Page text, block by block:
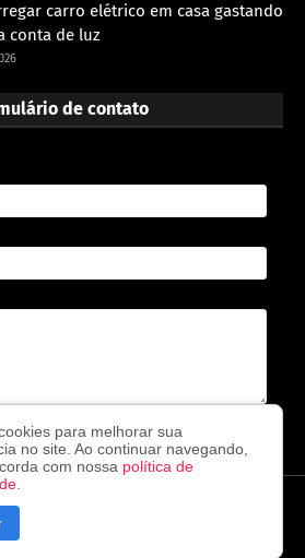
carro elétrico em casa gastando
conta de luz
de contato
- A cada visita uma nova notícia!
para melhorar sua
no site. Ao continuar navegando,
com nossa política de